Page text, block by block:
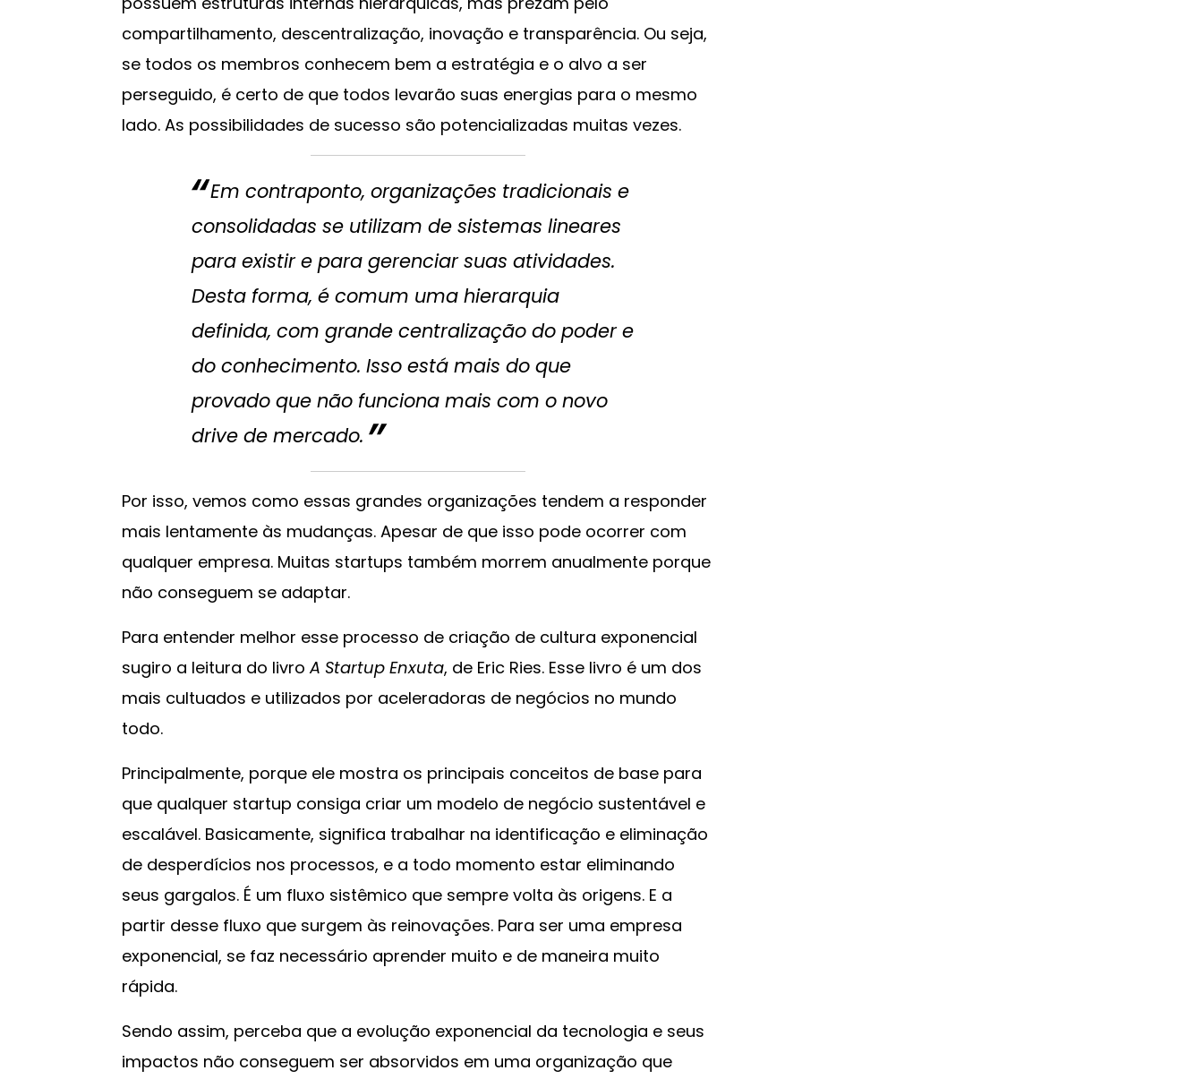
compartilhamento, descentralização, inovação e transparência. Ou seja,
se todos os membros conhecem bem a estratégia e o alvo a ser
perseguido, é certo de que todos levarão suas energias para o mesmo
lado. As possibilidades de sucesso são potencializadas muitas vezes.
Em contraponto, organizações tradicionais e
consolidadas se utilizam de sistemas lineares
para existir e para gerenciar suas atividades.
Desta forma, é comum uma hierarquia
definida, com grande centralização do poder e
do conhecimento. Isso está mais do que
provado que não funciona mais com o novo
drive de mercado.
Por isso, vemos como essas grandes organizações tendem a responder
mais lentamente às mudanças. Apesar de que isso pode ocorrer com
qualquer empresa. Muitas startups também morrem anualmente porque
não conseguem se adaptar.
Para entender melhor esse processo de criação de cultura exponencial
sugiro a leitura do livroA Startup Enxuta, de Eric Ries. Esse livro é um dos
mais cultuados e utilizados por aceleradoras de negócios no mundo
todo.
Principalmente, porque ele mostra os principais conceitos de base para
que qualquer startup consiga criar um modelo de negócio sustentável e
escalável. Basicamente, significa trabalhar na identificação e eliminação
de desperdícios nos processos, e a todo momento estar eliminando
seus gargalos. É um fluxo sistêmico que sempre volta às origens. E a
partir desse fluxo que surgem às reinovações. Para ser uma empresa
exponencial, se faz necessário aprender muito e de maneira muito
rápida.
Sendo assim, perceba que a evolução exponencial da tecnologia e seus
impactos não conseguem ser absorvidos em uma organização que